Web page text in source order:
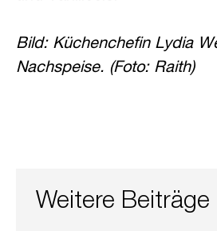
Bild: Küchenchefin Lydia
Nachspeise. (Foto: Raith)
Weitere Beiträge